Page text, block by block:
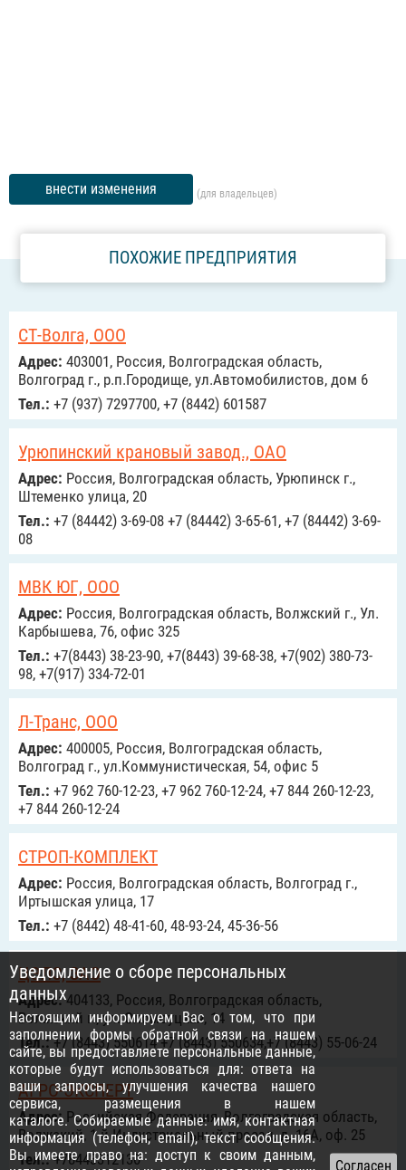
внести изменения (для владельцев)
ПОХОЖИЕ ПРЕДПРИЯТИЯ
СТ-Волга, ООО
Адрес: 403001, Россия, Волгоградская область,
Волгоград г., р.п.Городище, ул.Автомобилистов, дом 6
Тел.: +7 (937) 7297700, +7 (8442) 601587
Урюпинский крановый завод., ОАО
Адрес: Россия, Волгоградская область, Урюпинск г.,
Штеменко улица, 20
Тел.: +7 (84442) 3-69-08 +7 (84442) 3-65-61, +7 (84442) 3-69-
08
МВК ЮГ, ООО
Адрес: Россия, Волгоградская область, Волжский г., Ул.
Карбышева, 76, офис 325
Тел.: +7(8443) 38-23-90, +7(8443) 39-68-38, +7(902) 380-73-
98, +7(917) 334-72-01
Л-Транс, ООО
Адрес: 400005, Россия, Волгоградская область,
Волгоград г., ул.Коммунистическая, 54, офис 5
Тел.: +7 962 760-12-23, +7 962 760-12-24, +7 844 260-12-23,
+7 844 260-12-24
СТРОП-КОМПЛЕКТ
Адрес: Россия, Волгоградская область, Волгоград г.,
Иртышская улица, 17
Тел.: +7 (8442) 48-41-60, 48-93-24, 45-36-56
ЦЭЛС, ЗАО
Адрес:404133, Россия, Волгоградская область,
Волжский г., ул. Оломоуцкая, 14
Тел.:+7 (8443) 550614 +7 (8443) 550634,+7 (8443) 55-06-24
АГРО-ЭКСПЕРТ
Адрес:Российcкая Федерация, Волгоградская область,
Волжский, 1-й Индустриальный проезд, д. 16А, оф. 25
Тел.:+78443312130
Уведомление о сборе персональных
данных
Настоящим информируем Вас о том, что при
заполнении формы обратной связи на нашем
сайте, вы предоставляете персональные данные,
которые будут использоваться для: ответа на
ваши запросы, улучшения качества нашего
сервиса, размещения в нашем
каталоге. Собираемые данные: имя, контактная
информация (телефон, email), текст сообщения.
Вы имеете право на: доступ к своим данным,